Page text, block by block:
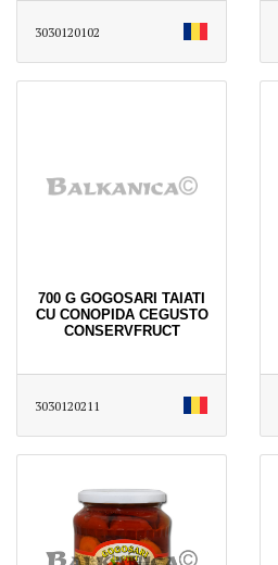
3030120102
700 G GOGOSARI TAIATI
CU CONOPIDA CEGUSTO
CONSERVFRUCT
3030120211